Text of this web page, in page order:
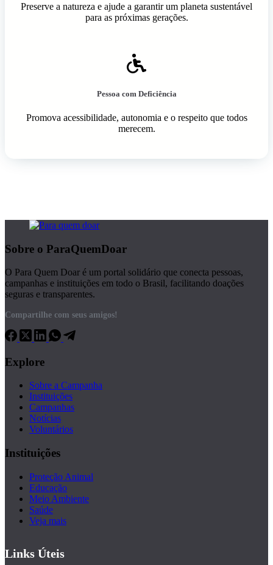
Preserve a natureza e ajude a garantir um planeta sustentável
para as próximas gerações.
Pessoa com Deficiência
Promova acessibilidade, autonomia e o respeito que todos
merecem.
Sobre o ParaQuemDoar
O Para Quem Doar é um portal solidário que conecta pessoas,
campanhas e instituições em todo o Brasil, facilitando doações
seguras e transparentes.
Compartilhe com seus amigos!
Explore
Sobre a Campanha
Instituições
Campanhas
Notícias
Voluntários
Instituições
Proteção Animal
Educação
Meio Ambiente
Saúde
Veja mais
Links Úteis